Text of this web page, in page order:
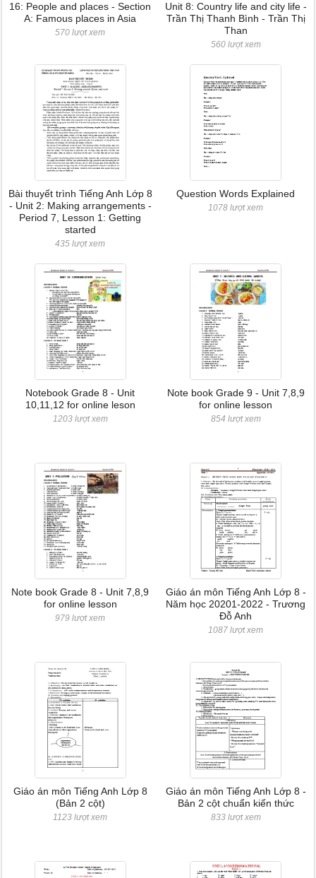
16: People and places - Section
A: Famous places in Asia
570 lượt xem
Unit 8: Country life and city life -
Trần Thị Thanh Bình - Trần Thị
Than
560 lượt xem
Bài thuyết trình Tiếng Anh Lớp 8
- Unit 2: Making arrangements -
Period 7, Lesson 1: Getting
started
435 lượt xem
Question Words Explained
1078 lượt xem
Notebook Grade 8 - Unit
10,11,12 for online leson
1203 lượt xem
Note book Grade 9 - Unit 7,8,9
for online lesson
854 lượt xem
Note book Grade 8 - Unit 7,8,9
for online lesson
979 lượt xem
Giáo án môn Tiếng Anh Lớp 8 -
Năm học 20201-2022 - Trương
Đỗ Anh
1087 lượt xem
Giáo án môn Tiếng Anh Lớp 8
(Bản 2 cột)
1123 lượt xem
Giáo án môn Tiếng Anh Lớp 8 -
Bản 2 cột chuẩn kiến thức
833 lượt xem